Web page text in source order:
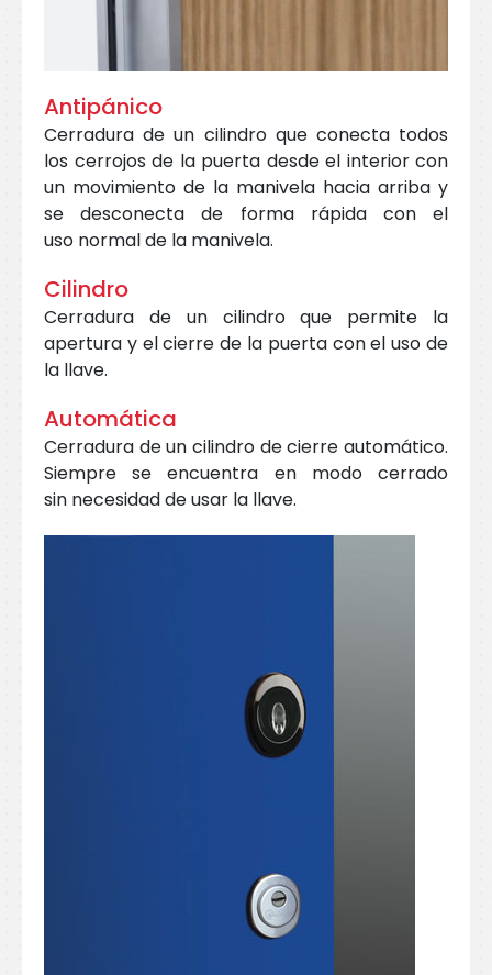
Antipánico
Cerradura de un cilindro que conecta todos
los cerrojos de la puerta desde el interior con
un movimiento de la manivela hacia arriba y
se desconecta de forma rápida con el
uso normal de la manivela.
Cilindro
Cerradura de un cilindro que permite la
apertura y el cierre de la puerta con el uso de
la llave.
Automática
Cerradura de un cilindro de cierre automático.
Siempre se encuentra en modo cerrado
sin necesidad de usar la llave.